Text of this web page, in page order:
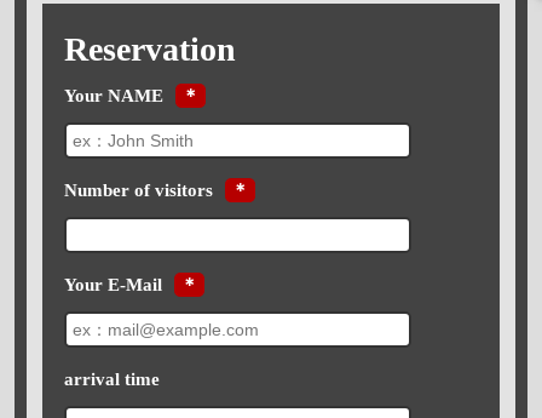
Reservation
Your NAME ＊
Number of visitors ＊
Your E-Mail ＊
arrival time